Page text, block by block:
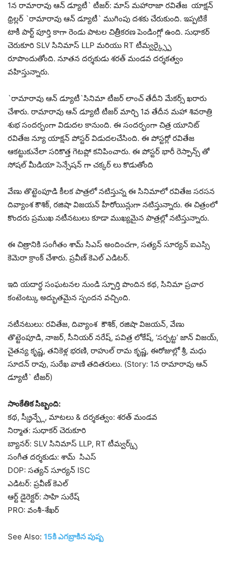
1న‌ రామారావు ఆన్ డ్యూటీ` టీజర్: మాస్ మహారాజా రవితేజ యాక్షన్
థ్రిల్లర్ `రామారావు ఆన్ డ్యూటీ` ముగింపు దశకు చేరుకుంది. ఇప్పటికే
టాకీ పార్ట్ పూర్తి కాగా రెండు పాటల చిత్రీకరణ పెండింగ్లో ఉంది. సుధాకర్
చెరుకూరి SLV సినిమాస్ LLP మరియు RT టీమ్వర్క్స్పై
రూపొందుతోంది. నూతన దర్శకుడు శరత్ మండవ దర్శకత్వం
వహిస్తున్నారు.
`రామారావు ఆన్ డ్యూటీ`సినిమా టీజర్ లాంచ్ తేదీని మేకర్స్ ఖరారు
చేశారు. రామారావు ఆన్ డ్యూటీ టీజర్ మార్చి 1వ తేదీన మహా శివరాత్రి
శుభ సందర్భంగా విడుదల కానుంది. ఈ సందర్భంగా చిత్ర యూనిట్
రవితేజ న్యూ యాక్షన్ పోస్టర్ విడుదలచేసింది. ఈ పోస్టర్లో రవితేజ
ఆకట్టుకునేలా సరికొత్త గెటప్లో కనిపించారు. ఈ పోస్టర్ భారీ రెస్పాన్స్ తో
సోషల్ మీడియా సెన్సేషన్ గా చక్కర్ లు కొడుతోంది
వేణు తొట్టెంపూడి కీలక పాత్రలో నటిస్తున్న ఈ సినిమాలో రవితేజ సరసన
దివ్యాంశ కౌశిక్, రజిషా విజయన్ హీరోయిన్లుగా నటిస్తున్నారు. ఈ చిత్రంలో
కొందరు ప్రముఖ నటీనటులు కూడా ముఖ్యమైన పాత్రల్లో నటిస్తున్నారు.
ఈ చిత్రానికి సంగీతం శామ్ సిఎస్ అందించగా, సత్యన్ సూర్యన్ ఐఎస్సి
కెమెరా క్రాంక్ చేశారు. ప్రవీణ్ కెఎల్ ఎడిటర్.
ఇది యదార్థ సంఘటనల నుండి స్పూర్తి పొందిన కథ, సినిమా ప్రచార
కంటెంట్కు అద్భుతమైన స్పందన వచ్చింది.
నటీనటులు: రవితేజ, దివ్యాంశ కౌశిక్, రజిషా విజయన్, వేణు
తొట్టెంపూడి, నాజర్, సీనియర్ నరేష్, పవిత్ర లోకేష్, ‘సర్పట్ట’ జాన్ విజయ్,
చైతన్య కృష్ణ, తనికెళ్ల భరణి, రాహుల్ రామ కృష్ణ, ఈరోజుల్లో శ్రీ, మధు
సూదన్ రావు, సురేఖ వాణి తదితరులు. (Story: 1న‌ రామారావు ఆన్
డ్యూటీ` టీజర్)
సాంకేతిక సిబ్బంది:
కథ, స్క్రీన్ప్లే, మాటలు & దర్శకత్వం: శరత్ మండవ
నిర్మాత: సుధాకర్ చెరుకూరి
బ్యానర్: SLV సినిమాస్ LLP, RT టీమ్వర్క్స్
సంగీత దర్శకుడు: శామ్ సిఎస్
DOP: సత్యన్ సూర్యన్ ISC
ఎడిటర్: ప్రవీణ్ కెఎల్
ఆర్ట్ డైరెక్టర్: సాహి సురేష్
PRO: వంశీ-శేఖర్
See Also: 15కి ఎగబ్రాకిన పుష్ప